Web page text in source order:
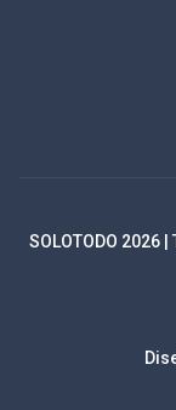
SOLOTODO 2026